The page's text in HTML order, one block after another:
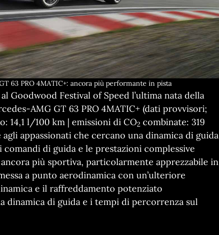
63 PRO 4MATIC+: ancora più performante in pista
Goodwood Festival of Speed l’ultima nata della
AMG GT 63 PRO 4MATIC+ (dati provvisori;
14,1 l/100 km | emissioni di CO2 combinate: 319
agli appassionati che cercano una dinamica di guida
comandi di guida e le prestazioni complessive
più sportiva, particolarmente apprezzabile in
a punto aerodinamica con un’ulteriore
e il raffreddamento potenziato
dinamica di guida e i tempi di percorrenza sul